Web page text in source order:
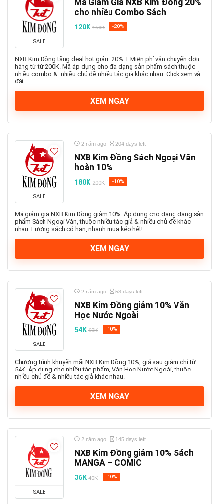
SALE
Mã Giảm Giá NXB Kim Đồng 20%
cho nhiều Combo Sách
120K 150K -20%
NXB Kim Đồng tặng deal hot giảm 20% + Miễn phí vận chuyển đơn
hàng từ từ 200K. Mã áp dụng cho đa dạng sản phẩm sách thuộc
nhiều combo & nhiều chủ đề nhiều tác giả khác nhau. Click xem và
đặt ...
XEM NGAY
SALE
2 năm ago 204 days left
NXB Kim Đồng Sách Ngoại Văn
hoàn 10%
180K 200K -10%
Mã giảm giá NXB Kim Đồng giảm 10%. Áp dụng cho đang dạng sản
phẩm Sách Ngoại Văn, thuộc nhiều tác giả & nhiều chủ đề khác
nhau. Lượng sách có hạn, nhanh mua kẻo hết!
XEM NGAY
SALE
2 năm ago 53 days left
NXB Kim Đồng giảm 10% Văn
Học Nước Ngoài
54K 60K -10%
Chương trình khuyến mãi NXB Kim Đồng 10%, giá sau giảm chỉ từ
54K. Áp dụng cho nhiều tác phẩm, Văn Học Nước Ngoài, thuộc
nhiều chủ đề & nhiều tác giả khác nhau.
XEM NGAY
SALE
2 năm ago 145 days left
NXB Kim Đồng giảm 10% Sách
MANGA – COMIC
36K 40K -10%